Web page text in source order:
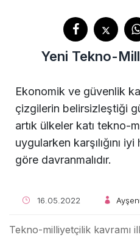
Yeni Tekno-
Ekonomik ve güvenlik
çizgilerin belirsizleştiği
artık ülkeler katı tekno-
uygularken karşılığını
göre davranmalıdır.
16.05.2022
Tekno-milliyetçilik kavramı